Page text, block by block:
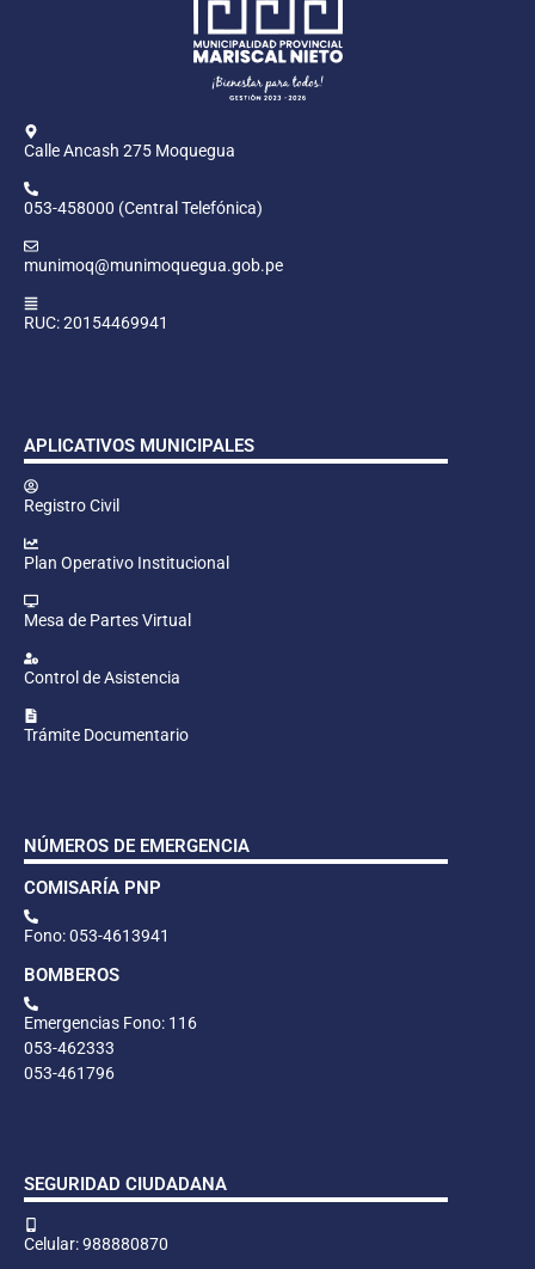
Calle Ancash 275 Moquegua
053-458000 (Central Telefónica)
munimoq@munimoquegua.gob.pe
RUC: 20154469941
APLICATIVOS MUNICIPALES
Registro Civil
Plan Operativo Institucional
Mesa de Partes Virtual
Control de Asistencia
Trámite Documentario
NÚMEROS DE EMERGENCIA
COMISARÍA PNP
Fono: 053-4613941
BOMBEROS
Emergencias Fono: 116
053-462333
053-461796
SEGURIDAD CIUDADANA
Celular: 988880870